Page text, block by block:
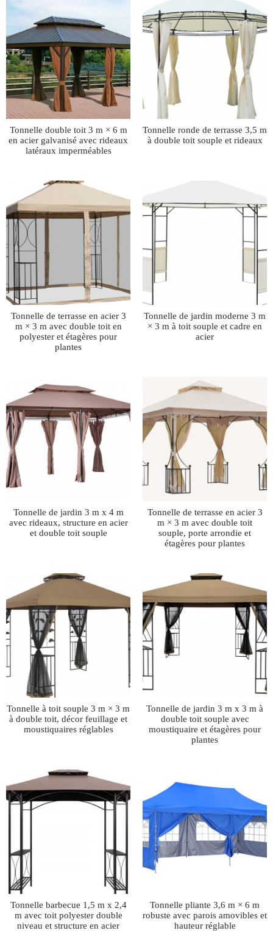
Tonnelle double toit 3 m × 6 m
en acier galvanisé avec rideaux
latéraux imperméables
Tonnelle ronde de terrasse 3,5 m
à double toit souple et rideaux
Tonnelle de terrasse en acier 3
m × 3 m avec double toit en
polyester et étagères pour
plantes
Tonnelle de jardin moderne 3 m
× 3 m à toit souple et cadre en
acier
Tonnelle de jardin 3 m x 4 m
avec rideaux, structure en acier
et double toit souple
Tonnelle de terrasse en acier 3
m × 3 m avec double toit
souple, porte arrondie et
étagères pour plantes
Tonnelle à toit souple 3 m × 3 m
à double toit, décor feuillage et
moustiquaires réglables
Tonnelle de jardin 3 m x 3 m à
double toit souple avec
moustiquaire et étagères pour
plantes
Tonnelle barbecue 1,5 m x 2,4
m avec toit polyester double
niveau et structure en acier
Tonnelle pliante 3,6 m × 6 m
robuste avec parois amovibles et
hauteur réglable